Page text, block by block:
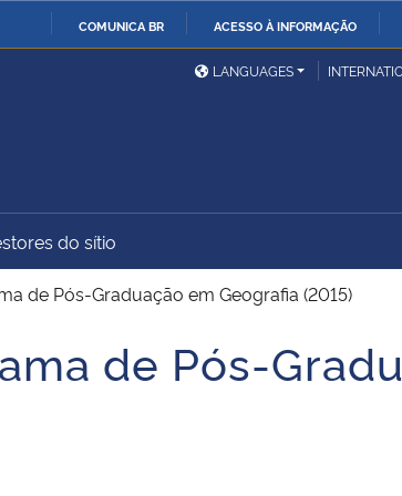
COMUNICA BR ACESSO À INFORMAÇÃO
da Defesa
Ministério das Relações
Exteriores
do
Regional
União
Geral da União Banco Central do Brasil
LANGUAGES
do sítio
de Pós-Graduação em Geografia (2015)
de Pós-